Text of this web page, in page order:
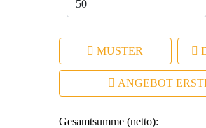
MUSTER
ANGEBOT
Gesamtsumme (netto):